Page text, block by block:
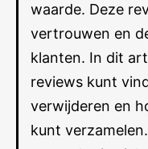
waarde. Deze
vertrouwen en
klanten. In dit
reviews kunt
verwijderen en
kunt